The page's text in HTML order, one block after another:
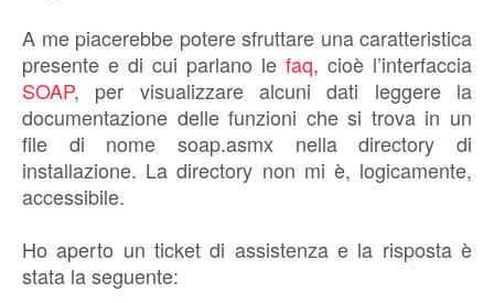
A me piacerebbe potere sfruttare una caratteristica
presente e di cui parlano le faq, cioè l’interfaccia
SOAP, per visualizzare alcuni dati leggere la
documentazione delle funzioni che si trova in un
file di nome soap.asmx nella directory di
installazione. La directory non mi è, logicamente,
accessibile.
Ho aperto un ticket di assistenza e la risposta è
stata la seguente: